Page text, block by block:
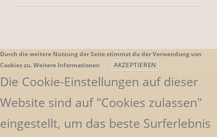
Durch die weitere Nutzung der Seite stimmst du der Verwendung von
Cookies zu.Weitere Informationen AKZEPTIEREN
Die Cookie-Einstellungen auf dieser
Website sind auf "Cookies zulassen"
eingestellt, um das beste Surferlebnis